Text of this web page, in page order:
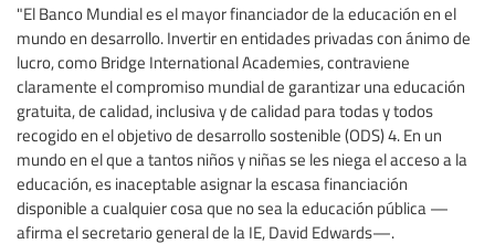
"El Banco Mundial es el mayor financiador de la educación en el
mundo en desarrollo. Invertir en entidades privadas con ánimo de
lucro, como Bridge International Academies, contraviene
claramente el compromiso mundial de garantizar una educación
gratuita, de calidad, inclusiva y de calidad para todas y todos
recogido en el objetivo de desarrollo sostenible (ODS) 4. En un
mundo en el que a tantos niños y niñas se les niega el acceso a la
educación, es inaceptable asignar la escasa financiación
disponible a cualquier cosa que no sea la educación pública —
afirma el secretario general de la IE, David Edwards—.